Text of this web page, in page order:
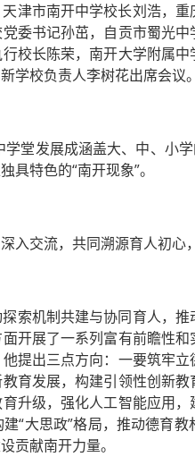
津市南开中学校长刘浩，
委书记孙茁，自贡市蜀光
校长陈荣，南开大学附属
校负责人李树花出席会议
堂发展成涵盖大、中、小学
特色的“南开现象”。
入交流，共同溯源育人初心
索机制共建与协同育人，
开展了一系列富有前瞻性
提出三点方向：一要筑牢
育发展，构建引领性创新教
升级，强化人工智能应用
“大思政”格局，推动德育
贡献南开力量。